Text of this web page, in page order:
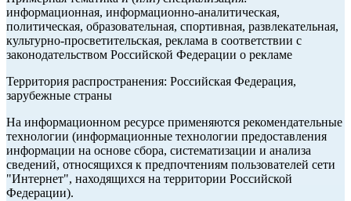
информационная, информационно-аналитическая,
политическая, образовательная, спортивная, развлекательная,
культурно-просветительская, реклама в соответствии с
законодательством Российской Федерации о рекламе
Территория распространения: Российская Федерация,
зарубежные страны
На информационном ресурсе применяются рекомендательные
технологии (информационные технологии предоставления
информации на основе сбора, систематизации и анализа
сведений, относящихся к предпочтениям пользователей сети
"Интернет", находящихся на территории Российской
Федерации).